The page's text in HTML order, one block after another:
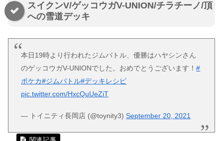
スイクンV/ゲッコウガV-UNION/チラチーノ/頂
への雪道デッキ
本日19時より行われたジムバトル、優勝はハヤシンさん
のゲッコウガV-UNIONでした。おめでとうございます！#
ポケカ#ジムバトル#デッキレシピ
pic.twitter.com/HxcQuUeZiT
— トイニティ長岡店 (@toynity3)September 20, 2021